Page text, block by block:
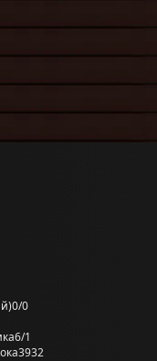
0/0
6/1
3932